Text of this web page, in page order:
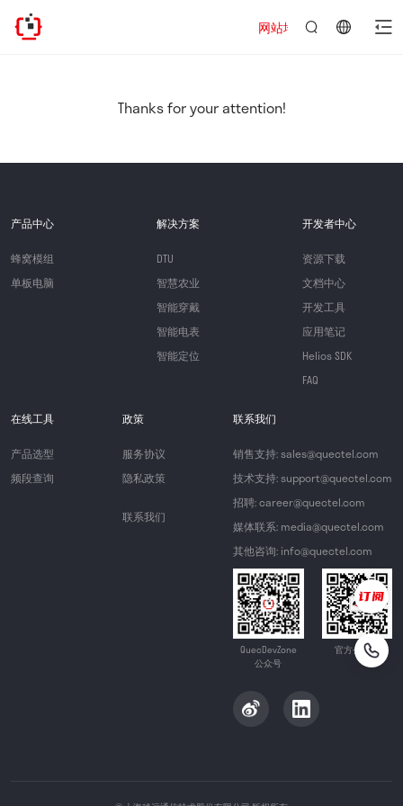
网站地址已迁移，欢迎
Thanks for your attention!
产品中心
蜂窝模组
单板电脑
解决方案
DTU
智慧农业
智能穿戴
智能电表
智能定位
开发者中心
资源下载
文档中心
开发工具
应用笔记
Helios SDK
FAQ
在线工具
产品选型
频段查询
政策
服务协议
隐私政策
联系我们
联系我们
销售支持: sales@quectel.com
技术支持: support@quectel.com
招聘: career@quectel.com
媒体联系: media@quectel.com
其他咨询: info@quectel.com
QuecDevZone
公众号
官方公众号